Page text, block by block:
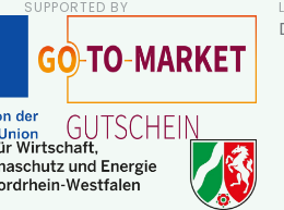
SUPPORTED BY